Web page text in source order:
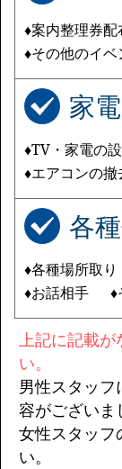
♦案内整理券配
♦その他のイベ
家
♦TV・家電の
♦エアコンの撤
各
♦各種場所取り
♦お話相手
♦
上記に記載が
い。
男性スタッフ
容がございま
女性スタッフ
い。